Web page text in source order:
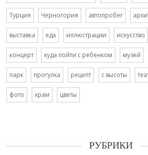
Турция Черногория автопробег
выставка еда иллюстрации искусство
концерт куда пойти с ребенком музей
парк прогулка рецепт с высоты
фото храм цветы
РУБРИКИ